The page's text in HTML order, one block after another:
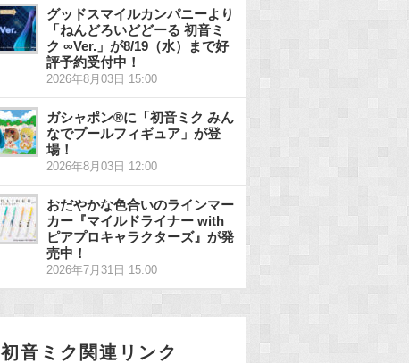
グッドスマイルカンパニーより
「ねんどろいどどーる 初音ミ
ク ∞Ver.」が8/19（水）まで好
評予約受付中！
2026年8月03日 15:00
ガシャポン®に「初音ミク みん
なでプールフィギュア」が登
場！
2026年8月03日 12:00
おだやかな色合いのラインマー
カー『マイルドライナー with
ピアプロキャラクターズ』が発
売中！
2026年7月31日 15:00
初音ミク関連リンク